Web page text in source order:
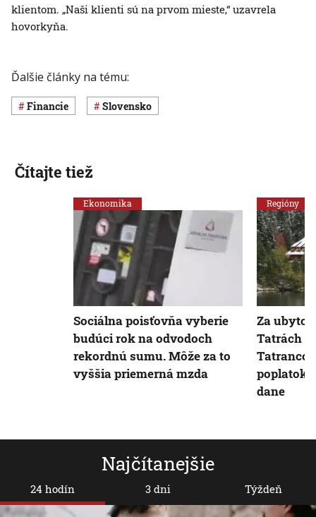
klientom. „Naši klienti sú na prvom mieste,“ uzavrela
hovorkyňa.
Ďalšie články na tému:
Financie Slovensko
Najčítanejšie
24 hodín 3 dni Týždeň
Čítajte tiež
Ekonomika
Sociálna poisťovňa vyberie
budúci rok na odvodoch
rekordnú sumu. Môže za to
vyššia priemerná mzda
Regióny
Za
Tatrách
poplatok
dane